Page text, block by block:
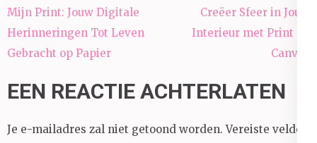
Berichtnavigatie
Mijn Print: Jouw Digitale
Herinneringen Tot Leven
Gebracht op Papier
Creëer Sfeer in Jouw
Interieur met Print op
Canvas
EEN REACTIE ACHTERLATEN
Je e-mailadres zal niet getoond worden. Vereiste velden